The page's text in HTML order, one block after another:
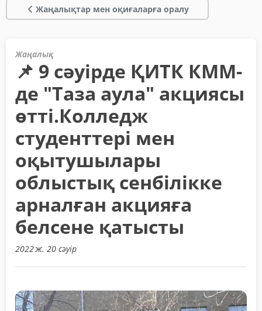
Жаңалықтар мен оқиғаларға оралу
Жаңалық
📌 9 сәуірде ҚИТК КММ-
де "Таза аула" акциясы
өтті.Колледж
студенттері мен
оқытушылары
облыстық сенбілікке
арналған акцияға
белсене қатысты
2022 ж. 20 сәуір